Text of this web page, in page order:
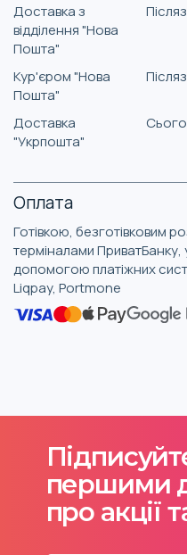
Доставка з
відділення "Нова
Пошта"
Кур'єром "Нова
Пошта"
Доставка
"Укрпошта"
Оплата
Готівкою, безготівковим
терміналами
допомогою платіжних
Liqpay, Portmone
першими
про акції